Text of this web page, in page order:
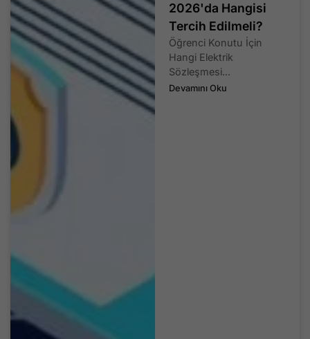
2026'da Hangisi
Tercih Edilmeli?
Öğrenci Konutu İçin
Hangi Elektrik
Sözleşmesi...
Devamını Oku